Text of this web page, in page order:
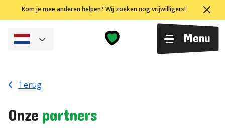
naar
inhoud
Kom je mee anderen helpen? Wij zoeken nog vrijwilligers!
Menu
Terug
Onzepartners